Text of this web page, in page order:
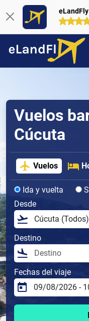
Vuelos
Cúcuta
Vuelos
Ida y vuelta
Desde
Destino
Fechas del viaje